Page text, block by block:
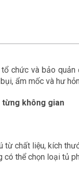
chức và bảo
ẩm mốc và hư
từng không gian
chất liệu, kích
có thể chọn loại tủ